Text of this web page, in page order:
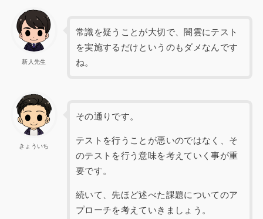
新人先生
常識を疑うことが大切で、闇雲にテスト
を実施するだけというのもダメなんです
ね。
きょういち
その通りです。
テストを行うことが悪いのではなく、そ
のテストを行う意味を考えていく事が重
要です。
続いて、先ほど述べた課題についてのア
プローチを考えていきましょう。